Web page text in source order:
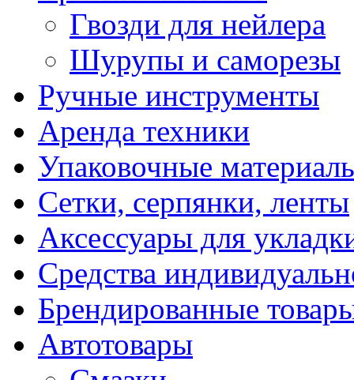
Гвозди для нейлера
Шурупы и саморезы
Ручные инструменты
Аренда техники
Упаковочные
Сетки, серпянки, ленты
Аксессуары для
Средства
Брендированные
Автотовары